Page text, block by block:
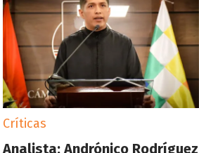
Críticas
Analista: Andrónico Rodríguez